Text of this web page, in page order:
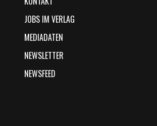
JOBS IM VERLAG
MEDIADATEN
NEWSLETTER
NEWSFEED